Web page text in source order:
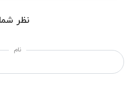
نظر شما
نام